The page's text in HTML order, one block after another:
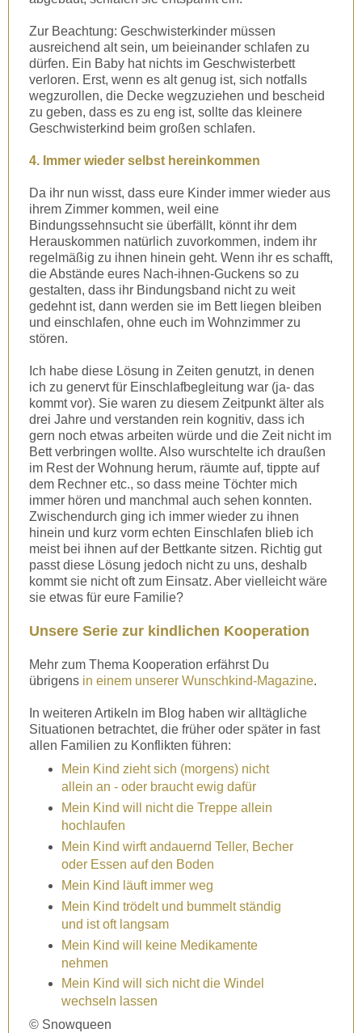
Zur Beachtung: Geschwisterkinder müssen
ausreichend alt sein, um beieinander schlafen zu
dürfen. Ein Baby hat nichts im Geschwisterbett
verloren. Erst, wenn es alt genug ist, sich notfalls
wegzurollen, die Decke wegzuziehen und bescheid
zu geben, dass es zu eng ist, sollte das kleinere
Geschwisterkind beim großen schlafen.
4. Immer wieder selbst hereinkommen
Da ihr nun wisst, dass eure Kinder immer wieder aus
ihrem Zimmer kommen, weil eine
Bindungssehnsucht sie überfällt, könnt ihr dem
Herauskommen natürlich zuvorkommen, indem ihr
regelmäßig zu ihnen hinein geht. Wenn ihr es schafft,
die Abstände eures Nach-ihnen-Guckens so zu
gestalten, dass ihr Bindungsband nicht zu weit
gedehnt ist, dann werden sie im Bett liegen bleiben
und einschlafen, ohne euch im Wohnzimmer zu
stören.
Ich habe diese Lösung in Zeiten genutzt, in denen
ich zu genervt für Einschlafbegleitung war (ja- das
kommt vor). Sie waren zu diesem Zeitpunkt älter als
drei Jahre und verstanden rein kognitiv, dass ich
gern noch etwas arbeiten würde und die Zeit nicht im
Bett verbringen wollte. Also wurschtelte ich draußen
im Rest der Wohnung herum, räumte auf, tippte auf
dem Rechner etc., so dass meine Töchter mich
immer hören und manchmal auch sehen konnten.
Zwischendurch ging ich immer wieder zu ihnen
hinein und kurz vorm echten Einschlafen blieb ich
meist bei ihnen auf der Bettkante sitzen. Richtig gut
passt diese Lösung jedoch nicht zu uns, deshalb
kommt sie nicht oft zum Einsatz. Aber vielleicht wäre
sie etwas für eure Familie?
Unsere Serie zur kindlichen Kooperation
Mehr zum Thema Kooperation erfährst Du
übrigens in einem unserer Wunschkind-Magazine.
In weiteren Artikeln im Blog haben wir alltägliche
Situationen betrachtet, die früher oder später in fast
allen Familien zu Konflikten führen:
Mein Kind zieht sich (morgens) nicht
allein an - oder braucht ewig dafür
Mein Kind will nicht die Treppe allein
hochlaufen
Mein Kind wirft andauernd Teller, Becher
oder Essen auf den Boden
Mein Kind läuft immer weg
Mein Kind trödelt und bummelt ständig
und ist oft langsam
Mein Kind will keine Medikamente
nehmen
Mein Kind will sich nicht die Windel
wechseln lassen
© Snowqueen